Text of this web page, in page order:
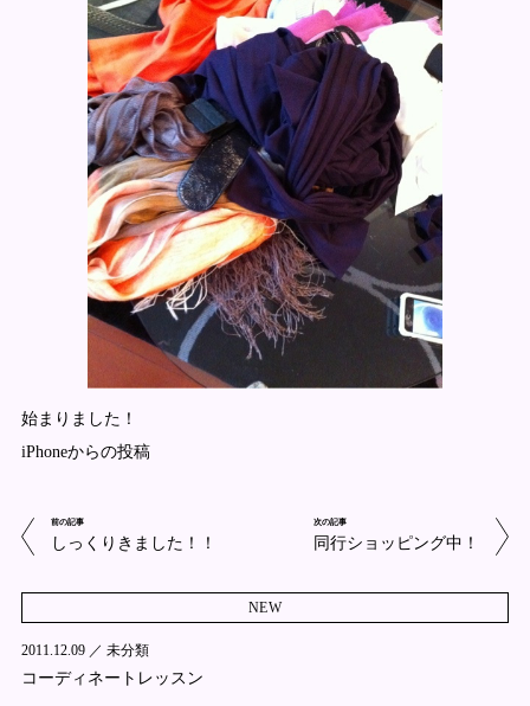
始まりました！
iPhoneからの投稿
前の記事
しっくりきました！！
次の記事
同行ショッピング中！
NEW
2011.12.09 ／ 未分類
コーディネートレッスン